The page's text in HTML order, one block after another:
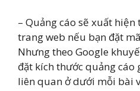
– Quảng cáo sẽ xuất
trang web nếu bạn đặt
Nhưng theo Google
đặt kích thước quảng cáo
liên quan ở dưới mỗi bài